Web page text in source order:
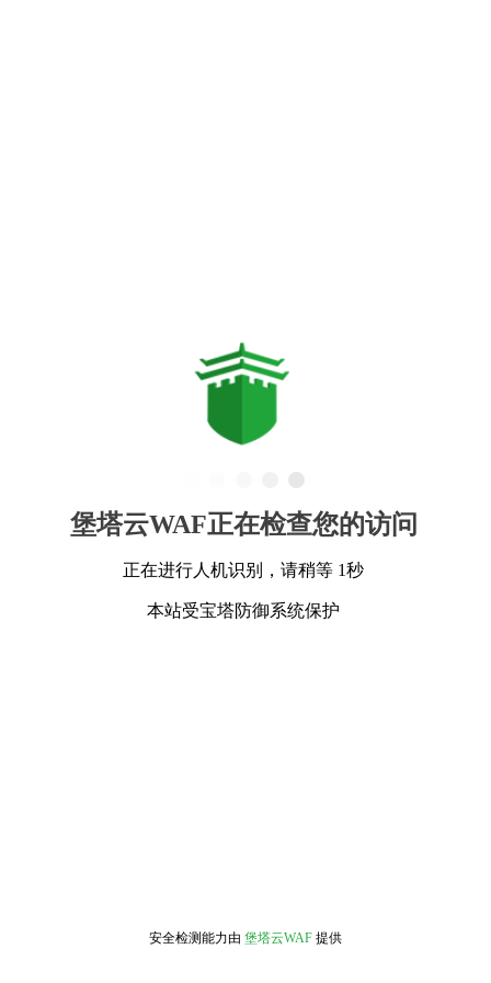
堡塔云WAF正在检查您的访问
正在进行人机识别，请稍等 1秒
本站受宝塔防御系统保护
安全检测能力由 堡塔云WAF 提供